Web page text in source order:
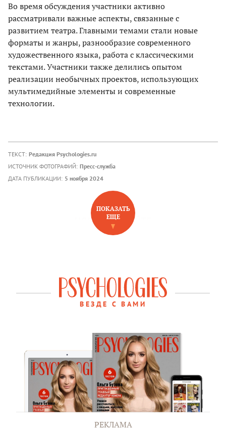
Во время обсуждения участники активно
рассматривали важные аспекты, связанные с
развитием театра. Главными темами стали новые
форматы и жанры, разнообразие современного
художественного языка, работа с классическими
текстами. Участники также делились опытом
реализации необычных проектов, использующих
мультимедийные элементы и современные
технологии.
ТЕКСТ: Редакция Psychologies.ru
ИСТОЧНИК ФОТОГРАФИЙ: Пресс-служба
ДАТА ПУБЛИКАЦИИ: 5 ноября 2024
НОВОЕ НА САЙТЕ
ПОКАЗАТЬ
ЕЩЕ
ВЕЗДЕ С ВАМИ
РЕКЛАМА